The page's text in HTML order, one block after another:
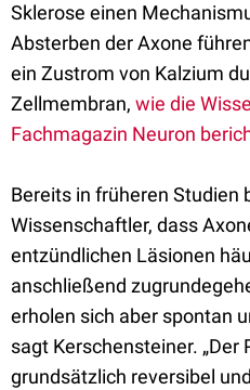
Sklerose einen
Absterben der Axone
ein Zustrom von Kalzium
Zellmembran, wie die
Fachmagazin Neuron
Bereits in früheren Studien
Wissenschaftler, dass
entzündlichen Läsionen
anschließend
erholen sich aber spontan
sagt Kerschensteiner. „Der
grundsätzlich reversibel